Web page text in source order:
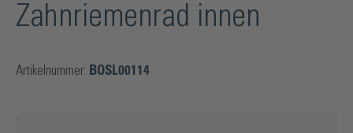
Zahnriemenrad innen
Artikelnummer: BOSL00114